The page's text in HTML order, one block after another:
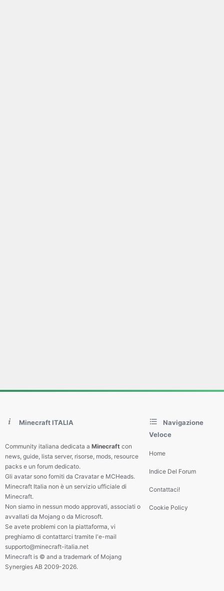
Minecraft ITALIA
Community italiana dedicata a Minecraft con
news, guide, lista server, risorse, mods, resource
packs e un forum dedicato.
Gli avatar sono forniti da Cravatar e MCHeads.
Minecraft Italia non è un servizio ufficiale di
Minecraft.
Non siamo in nessun modo approvati, associati o
avvallati da Mojang o da Microsoft.
Se avete problemi con la piattaforma, vi
preghiamo di contattarci tramite l'e-mail
supporto@minecraft-italia.net
Minecraft is © and a trademark of Mojang
Synergies AB 2009-2026.
Navigazione
Veloce
Home
Indice Del Forum
Contattaci!
Cookie Policy